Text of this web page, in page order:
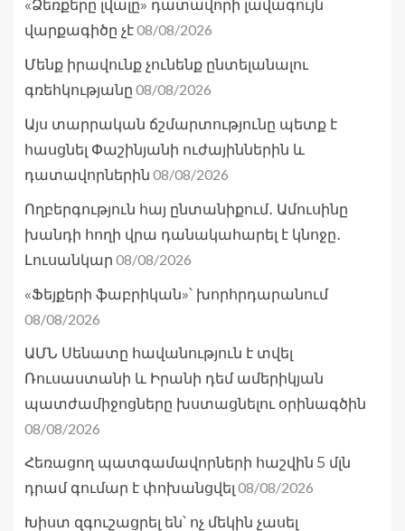
«Ձեռքերը լվալը» դատավորի լավագույն
վարքագիծը չէ08/08/2026
Մենք իրավունք չունենք ընտելանալու
գռեհկությանը 08/08/2026
Այս տարրական ճշմարտությունը պետք է
հասցնել Փաշինյանի ուժայիններին և
դատավորներին 08/08/2026
Ողբերգություն հայ ընտանիքում․ Ամուսինը
խանդի հողի վրա դանակահարել է կնոջը․
Լուսանկար 08/08/2026
«Ֆեյքերի ֆաբրիկան»՝ խորհրդարանում
08/08/2026
ԱՄՆ Սենատը հավանություն է տվել
Ռուսաստանի և Իրանի դեմ ամերիկյան
պատժամիջոցները խստացնելու օրինագծին
08/08/2026
Հեռացող պատգամավորների հաշվին 5 մլն
դրամ գումար է փոխանցվել 08/08/2026
Խիստ զգուշացրել են՝ ոչ մեկին չասել